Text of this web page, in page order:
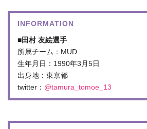
INFORMATION
■田村 友絵選手
所属チーム：MUD
生年月日：1990年3月5日
出身地：東京都
twitter： @tamura_tomoe_13